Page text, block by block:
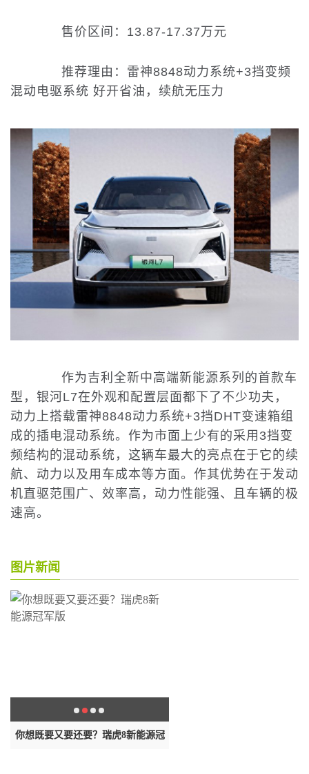
售价区间：13.87-17.37万元
推荐理由：雷神8848动力系统+3挡变频
混动电驱系统 好开省油，续航无压力
作为吉利全新中高端新能源系列的首款车
型，银河L7在外观和配置层面都下了不少功夫，
动力上搭载雷神8848动力系统+3挡DHT变速箱组
成的插电混动系统。作为市面上少有的采用3挡变
频结构的混动系统，这辆车最大的亮点在于它的续
航、动力以及用车成本等方面。作其优势在于发动
机直驱范围广、效率高，动力性能强、且车辆的极
速高。
图片新闻
你想既要又要还要？瑞虎8新能源冠